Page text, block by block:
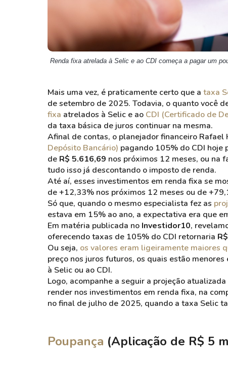
Renda fixa atrelada à Selic e ao CDI começa a pagar um
Mais uma vez, é praticamente certo que a taxa
de setembro de 2025. Todavia, o quanto você
fixa atrelados à Selic e ao CDI (Certificado de
da taxa básica de juros continuar na mesma.
Afinal de contas, o planejador financeiro Rafael
Depósito Bancário) pagando 105% do CDI
de R$ 5.616,69 nos próximos 12 meses, ou na
tudo isso já descontando o imposto de renda.
Até aí, esses investimentos em renda fixa se
de +12,33% nos próximos 12 meses ou de
Só que, quando o mesmo especialista fez as
estava em 15% ao ano, a expectativa era que
Em matéria publicada no Investidor10,
oferecendo taxas de 105% do CDI retornaria
Ou seja, os valores eram ligeiramente maiores
preço nos juros futuros, os quais estão
à Selic ou ao CDI.
Logo, acompanhe a seguir a projeção
render nos investimentos em renda fixa, na
no final de julho de 2025, quando a taxa Selic
Poupança (Aplicação de R$ 5